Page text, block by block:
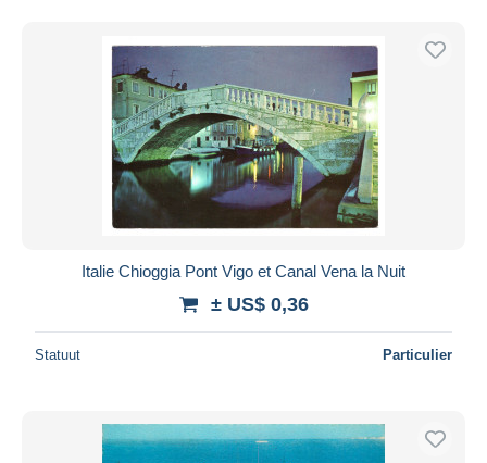
Italie Chioggia Pont Vigo et Canal Vena la Nuit
± US$ 0,36
Statuut Particulier